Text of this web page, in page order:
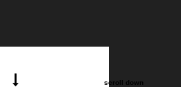
scroll down